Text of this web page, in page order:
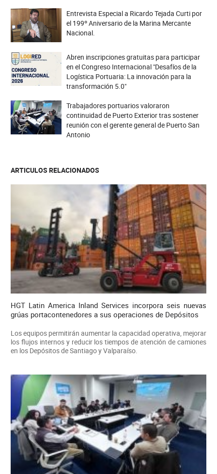
Entrevista Especial a Ricardo Tejada Curti por
el 199º Aniversario de la Marina Mercante
Nacional.
Abren inscripciones gratuitas para participar
en el Congreso Internacional "Desafíos de la
Logística Portuaria: La innovación para la
transformación 5.0"
Trabajadores portuarios valoraron
continuidad de Puerto Exterior tras sostener
reunión con el gerente general de Puerto San
Antonio
ARTICULOS RELACIONADOS
HGT Latin America Inland Services incorpora seis nuevas
grúas portacontenedores a sus operaciones de Depósitos
Los equipos permitirán aumentar la capacidad operativa, mejorar
los flujos internos y reducir los tiempos de atención de camiones
en los Depósitos de Santiago y Valparaíso.